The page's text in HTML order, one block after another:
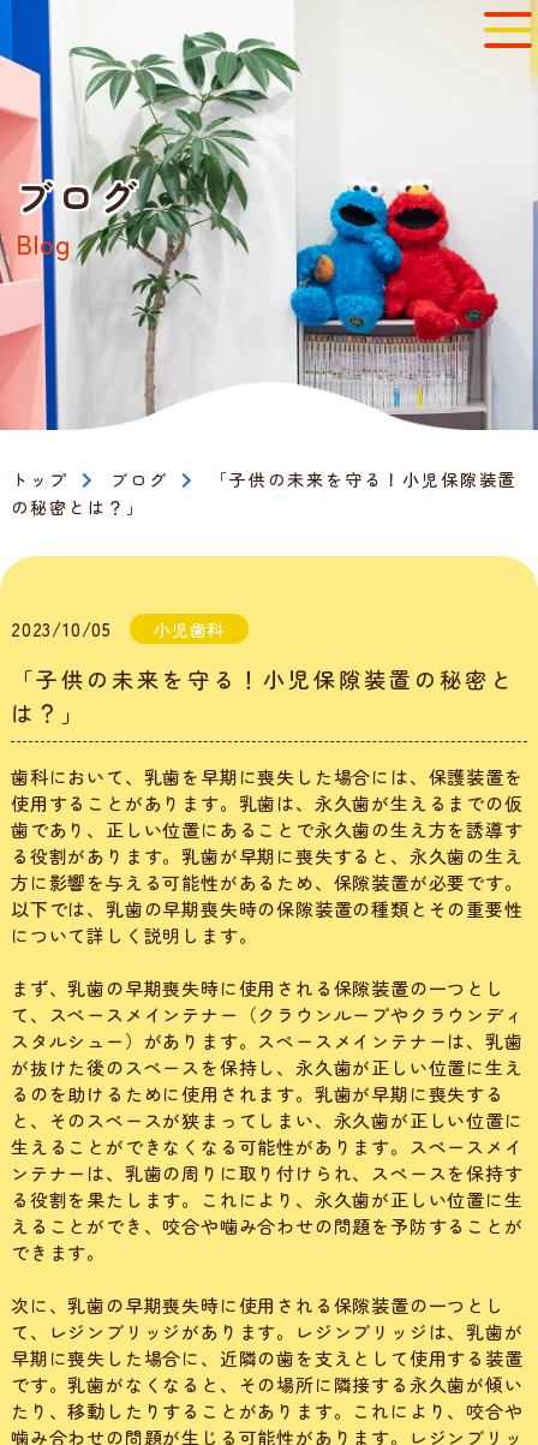
ブログ
Blog
トップ ブログ
「子供の未来を守る！小児保隙装置
の秘密とは？」
2023/10/05 小児歯科
「子供の未来を守る！小児保隙装置の秘密と
は？」
歯科において、乳歯を早期に喪失した場合には、保護装置を
使用することがあります。乳歯は、永久歯が生えるまでの仮
歯であり、正しい位置にあることで永久歯の生え方を誘導す
る役割があります。乳歯が早期に喪失すると、永久歯の生え
方に影響を与える可能性があるため、保隙装置が必要です。
以下では、乳歯の早期喪失時の保隙装置の種類とその重要性
について詳しく説明します。
まず、乳歯の早期喪失時に使用される保隙装置の一つとし
て、スペースメインテナー（クラウンループやクラウンディ
スタルシュー）があります。スペースメインテナーは、乳歯
が抜けた後のスペースを保持し、永久歯が正しい位置に生え
るのを助けるために使用されます。乳歯が早期に喪失する
と、そのスペースが狭まってしまい、永久歯が正しい位置に
生えることができなくなる可能性があります。スペースメイ
ンテナーは、乳歯の周りに取り付けられ、スペースを保持す
る役割を果たします。これにより、永久歯が正しい位置に生
えることができ、咬合や噛み合わせの問題を予防することが
できます。
次に、乳歯の早期喪失時に使用される保隙装置の一つとし
て、レジンブリッジがあります。レジンブリッジは、乳歯が
早期に喪失した場合に、近隣の歯を支えとして使用する装置
です。乳歯がなくなると、その場所に隣接する永久歯が傾い
たり、移動したりすることがあります。これにより、咬合や
噛み合わせの問題が生じる可能性があります。レジンブリッ